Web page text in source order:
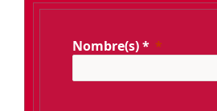
Nombre(s) *